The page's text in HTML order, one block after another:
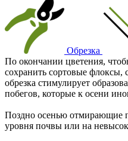
Обрезка
По окончании цветения,
сохранить сортовые флоксы,
обрезка стимулирует
побегов, которые к осени
Поздно осенью отмирающие
уровня почвы или на